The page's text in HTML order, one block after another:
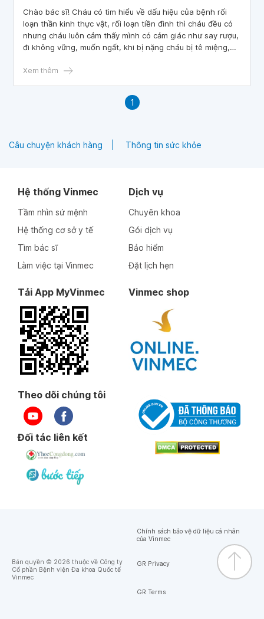
Chào bác sĩ! Cháu có tìm hiểu về dấu hiệu của bệnh rối
loạn thần kinh thực vật, rối loạn tiền đình thì cháu đều có
nhưng cháu luôn cảm thấy mình có cảm giác như say rượu,
đi không vững, muốn ngất, khi bị nặng cháu bị tê miệng,
cháu hỏi: “Người không vững, nói lắp, khô miệng là biểu
rất khó, mong bác sĩ tư vấn và giải đáp để cháu sớm tìm cơ
Xem thêm
1
Câu chuyện khách hàng Thông tin sức khỏe
Hệ thống Vinmec
Tầm nhìn sứ mệnh
Hệ thống cơ sở y tế
Tìm bác sĩ
Làm việc tại Vinmec
Dịch vụ
Chuyên khoa
Gói dịch vụ
Bảo hiểm
Đặt lịch hẹn
Tải App MyVinmec Vinmec shop
Theo dõi chúng tôi
Đối tác liên kết
Bản quyền © 2026 thuộc về Công ty
Cổ phần Bệnh viện Đa khoa Quốc tế
Vinmec
Chính sách bảo vệ dữ liệu cá nhân
của Vinmec
GR Privacy
GR Terms